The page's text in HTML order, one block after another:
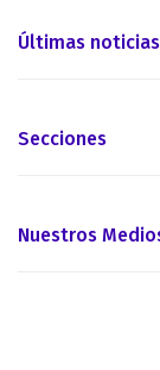
Últimas noticias
Secciones
Nuestros